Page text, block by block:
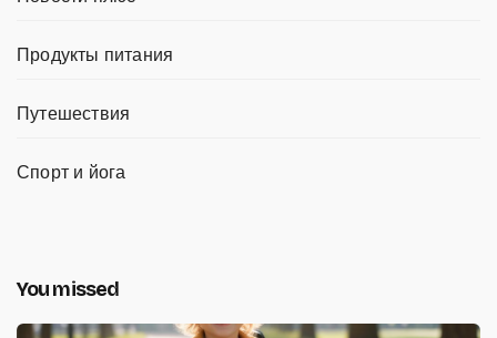
Продукты питания
Путешествия
Спорт и йога
You missed